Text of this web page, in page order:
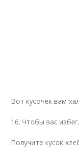
Вот кусочек вам
16. Чтобы вас
Получите кусок